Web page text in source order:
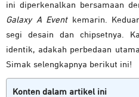
ini diperkenalkan bersamaan
Galaxy A Eventkemarin.
segi desain dan chipsetnya.
identik, adakah perbedaan
Simak selengkapnya berikut ini!
Konten dalam artikel ini